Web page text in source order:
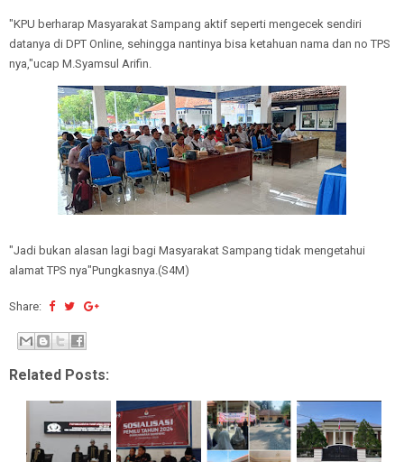
"KPU berharap Masyarakat Sampang aktif seperti mengecek sendiri
datanya di DPT Online, sehingga nantinya bisa ketahuan nama dan no TPS
nya,"ucap M.Syamsul Arifin.
"Jadi bukan alasan lagi bagi Masyarakat Sampang tidak mengetahui
alamat TPS nya"Pungkasnya.(S4M)
Share:
Related Posts: